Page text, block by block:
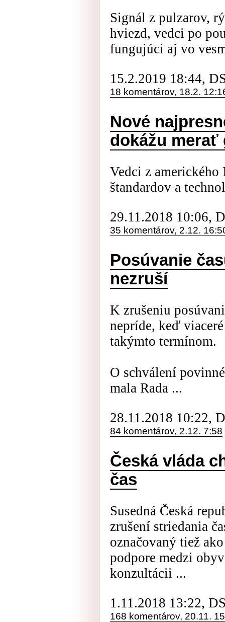
Signál z pulzarov,
hviezd, vedci po
fungujúci aj vo
15.2.2019 18:44,
18 komentárov, 18.2.
Nové
dokážu merať
Vedci z
štandardov a
29.11.2018 10:06,
35 komentárov, 2.12.
Posúvanie
nezruší
K zrušeniu
nepríde, keď
takýmto termínom.
O schválení
mala Rada ...
28.11.2018 10:22,
84 komentárov, 2.12. 7:58
Česká vláda
čas
Susedná Česká
zrušení striedania
označovaný tiež
podpore medzi
konzultácii ...
1.11.2018 13:22,
168 komentárov, 20.11.